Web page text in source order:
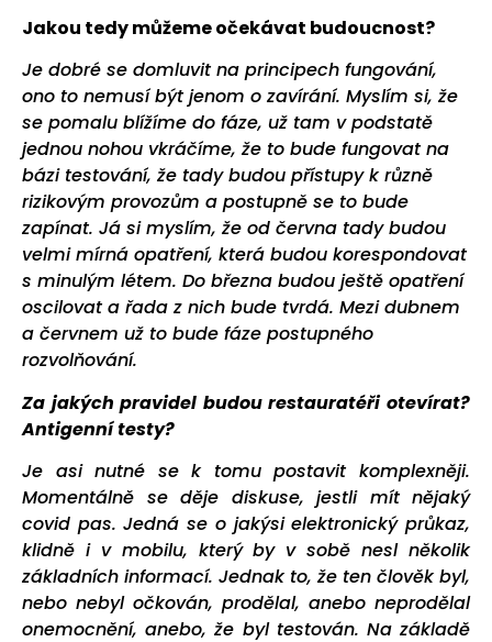
Jakou tedy můžeme očekávat budoucnost?
Je dobré se domluvit na principech fungování,
ono to nemusí být jenom o zavírání. Myslím si, že
se pomalu blížíme do fáze, už tam v podstatě
jednou nohou vkráčíme, že to bude fungovat na
bázi testování, že tady budou přístupy k různě
rizikovým provozům a postupně se to bude
zapínat. Já si myslím, že od června tady budou
velmi mírná opatření, která budou korespondovat
s minulým létem. Do března budou ještě opatření
oscilovat a řada z nich bude tvrdá. Mezi dubnem
a červnem už to bude fáze postupného
rozvolňování.
Za jakých pravidel budou restauratéři otevírat?
Antigenní testy?
Je asi nutné se k tomu postavit komplexněji.
Momentálně se děje diskuse, jestli mít nějaký
covid pas. Jedná se o jakýsi elektronický průkaz,
klidně i v mobilu, který by v sobě nesl několik
základních informací. Jednak to, že ten člověk byl,
nebo nebyl očkován, prodělal, anebo neprodělal
onemocnění, anebo, že byl testován. Na základě